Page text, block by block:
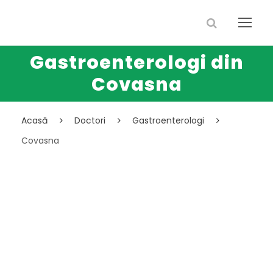
Gastroenterologi din
Covasna
Acasă Doctori
Gastroenterologi
Covasna